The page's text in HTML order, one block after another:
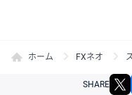
ホーム FXネオ
SHARE